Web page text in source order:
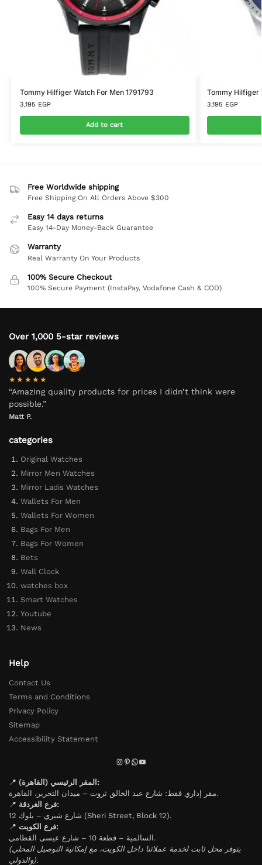
Tommy Hilfiger Watch For Men 1791793
3,195 EGP
Add to cart
Tommy Hilfiger
3,195 EGP
Free Worldwide shipping
Free Shipping On All Orders Above $300
Easy 14 days returns
Easy 14-Day Money-Back Guarantee
Warranty
Real Warranty On Your Products
100% Secure Checkout
100% Secure Payment (InstaPay, Vodafone Cash & COD)
Over 1,000 5-star reviews
★★★★★
“Amazing quality products for prices I didn’t think were
possible.”
Matt P.
categories
Original Watches
Mirror Men Watches
Mirror Ladis Watches
Wallets For Men
Wallets For Women
Bags For Men
Bags For Women
Bets
Wall Clock
watches box
Smart Watches
Youtube
News
Help
Contact Us
Terms and Conditions
Privacy Policy
Sitemap
Accessibility Statement
📍
المقر الرئيسي (القاهرة):
مقر إداري فقط: شارع عبد الخالق ثروت – ميدان التحرير، القاهرة.
📍
فرع الغردقة:
شارع شيري – بلوك 12 (Sheri Street, Block 12).
📍
فرع الكويت:
السالمية – قطعة 10 – شارع عيسى القطامي.
(يتوفر محل ثابت لخدمة عملائنا داخل الكويت، مع إمكانية التوصيل المحلي
والدولي).